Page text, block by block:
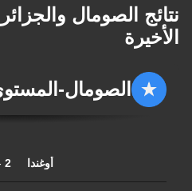
نتائج الصومال
الأخيرة
الصومال-
أوغندا 2